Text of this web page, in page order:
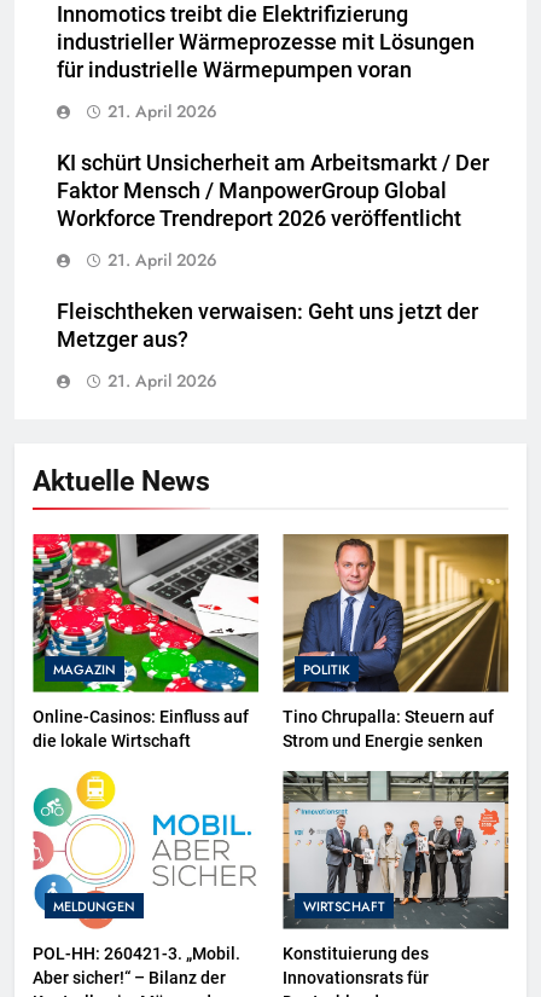
Innomotics treibt die Elektrifizierung
industrieller Wärmeprozesse mit Lösungen
für industrielle Wärmepumpen voran
21. April 2026
KI schürt Unsicherheit am Arbeitsmarkt / Der
Faktor Mensch / ManpowerGroup Global
Workforce Trendreport 2026 veröffentlicht
21. April 2026
Fleischtheken verwaisen: Geht uns jetzt der
Metzger aus?
21. April 2026
Aktuelle News
MAGAZIN
Online-Casinos: Einfluss auf
die lokale Wirtschaft
POLITIK
Tino Chrupalla: Steuern auf
Strom und Energie senken
MELDUNGEN
POL-HH: 260421-3. „Mobil.
Aber sicher!“ – Bilanz der
WIRTSCHAFT
Konstituierung des
Innovationsrats für